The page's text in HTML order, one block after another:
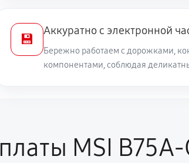
💾
Аккуратно с электронной
Бережно работаем с дорожками,
компонентами, соблюдая
MSI B75A-